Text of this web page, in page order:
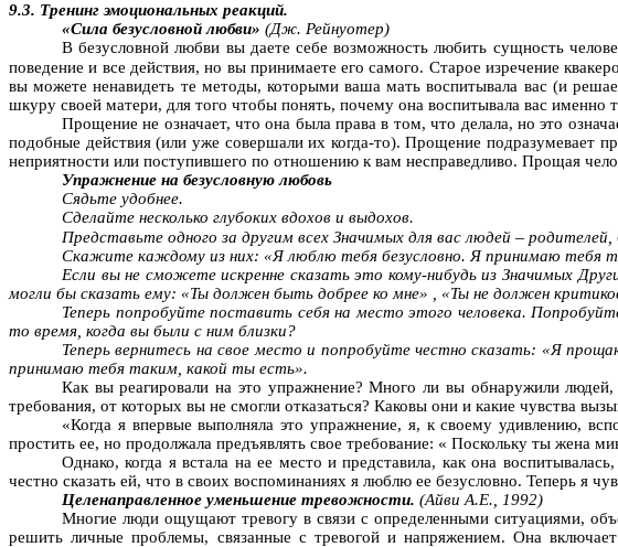
9.3. Тренинг эмоциональных реакций.
«Сила безусловной любви» (Дж. Рейнуотер)
В безусловной любви вы даете себе возможность любить сущность
поведение и все действия, но вы принимаете его самого. Старое изречение
вы можете ненавидеть те методы, которыми ваша мать воспитывала вас (и
шкуру своей матери, для того чтобы понять, почему она воспитывала вас
Прощение не означает, что она была права в том, что делала, но это
подобные действия (или уже совершали их когда-то). Прощение подразумевает
неприятности или поступившего по отношению к вам несправедливо. Прощая
Упражнение на безусловную любовь
Сядьте удобнее.
Сделайте несколько глубоких вдохов и выдохов.
Представьте одного за другим всех Значимых для вас людей – родителей,
Скажите каждому из них: «Я люблю тебя безусловно. Я принимаю тебя
Если вы не сможете искренне сказать это кому-нибудь из Значимых
могли бы сказать ему: «Ты должен быть добрее ко мне»
«Ты не должен
Теперь попробуйте поставить себя на место этого человека.
то время, когда вы были с ним близки?
Теперь вернитесь на свое место и попробуйте честно сказать: «Я
принимаю тебя таким, какой ты есть».
Как вы реагировали на это упражнение? Много ли вы обнаружили
требования, от которых вы не смогли отказаться? Каковы они и какие чувства
«Когда я впервые выполняла это упражнение, я, к своему удивлению,
простить ее, но продолжала предъявлять свое требование: « Поскольку ты жена
Однако, когда я встала на ее место и представила, как она
честно сказать ей, что в своих воспоминаниях я люблю ее безусловно. Теперь я
Целенаправленное уменьшение тревожности. (Айви А.Е., 1992)
Многие люди ощущают тревогу в связи с определенными ситуациями,
решить личные проблемы, связанные с тревогой и напряжением. Она